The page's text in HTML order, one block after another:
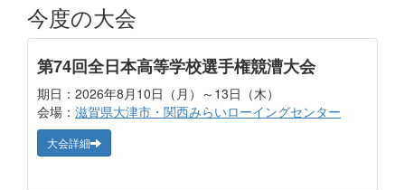
今度の大会
第74回全日本高等学校選手権競漕大会
期日：2026年8月10日（月）～13日（木）
会場： 滋賀県大津市・関西みらいローイングセンター
大会詳細